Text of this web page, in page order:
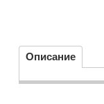
Описание